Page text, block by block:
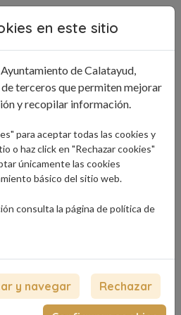
en este sitio
de Calatayud,
terceros que permiten mejorar
y recopilar información.
para aceptar todas las cookies y
o haz click en "Rechazar cookies"
únicamente las cookies
básico del sitio web.
consulta la página depolítica de
y navegar Rechazar